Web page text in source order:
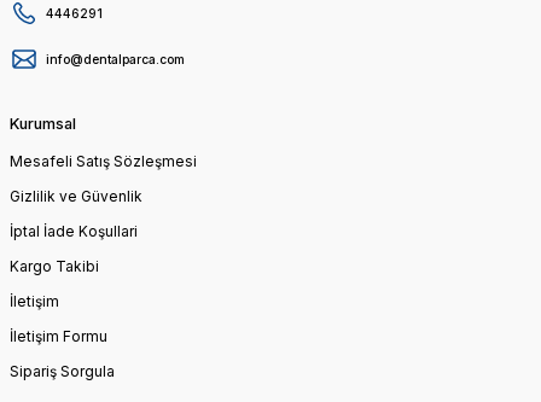
4446291
info@dentalparca.com
Kurumsal
Mesafeli Satış Sözleşmesi
Gizlilik ve Güvenlik
İptal İade Koşullari
Kargo Takibi
İletişim
İletişim Formu
Sipariş Sorgula